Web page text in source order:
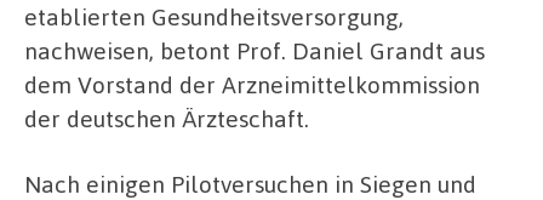
etablierten Gesundheitsversorgung,
nachweisen, betont Prof. Daniel Grandt aus
dem Vorstand der Arzneimittelkommission
der deutschen Ärzteschaft.
Nach einigen Pilotversuchen in Siegen und